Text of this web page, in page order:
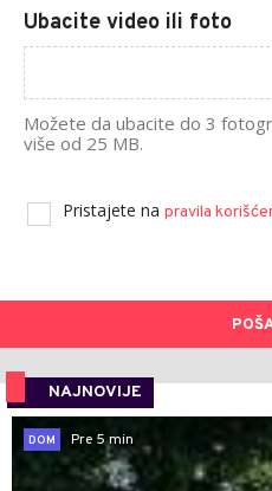
Ubacite video ili foto
Možete da ubacite do 3
više od 25 MB.
Pristajete na pravila
NAJNOVIJE
DOM
Pre 5 min